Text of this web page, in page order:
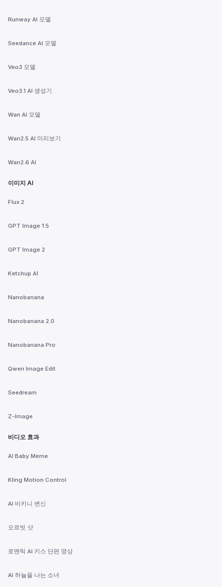
Runway AI 모델
Seedance AI 모델
Veo3 모델
Veo3.1 AI 생성기
Wan AI 모델
Wan2.5 AI 미리보기
Wan2.6 AI
이미지 AI
Flux 2
GPT Image 1.5
GPT Image 2
Ketchup AI
Nanobanana
Nanobanana 2.0
Nanobanana Pro
Qwen Image Edit
Seedream
Z-Image
비디오 효과
AI Baby Meme
Kling Motion Control
AI 비키니 변신
오르빗 샷
로맨틱 AI 키스 단편 영상
AI 하늘을 나는 소녀